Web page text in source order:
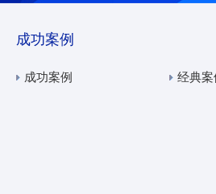
成功案例
成功案例 经典案